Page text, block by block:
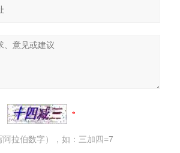
拉伯数字），如：三加四=7